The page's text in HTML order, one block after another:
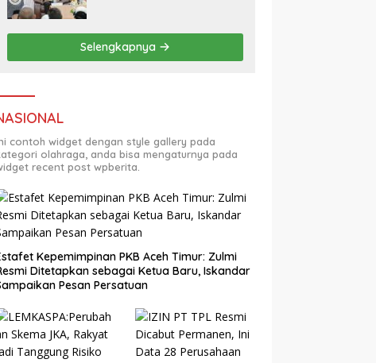
Selengkapnya
contoh widget dengan style gallery pada
olahraga, anda bisa mengaturnya pada
recent post wpberita.
Kepemimpinan PKB Aceh Timur: Zulmi
Ditetapkan sebagai Ketua Baru, Iskandar
Pesan Persatuan